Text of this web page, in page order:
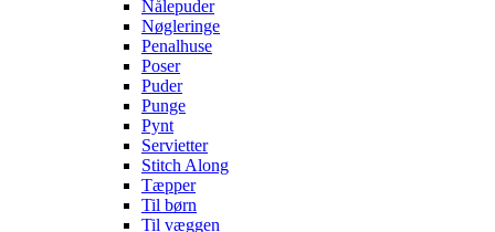
Nålepuder
Nøgleringe
Penalhuse
Poser
Puder
Punge
Pynt
Servietter
Stitch Along
Tæpper
Til børn
Til væggen